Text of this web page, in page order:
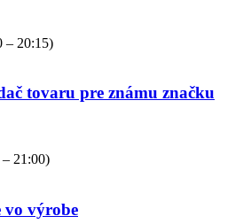
– 20:15)
tovaru pre známu značku
21:00)
vo výrobe